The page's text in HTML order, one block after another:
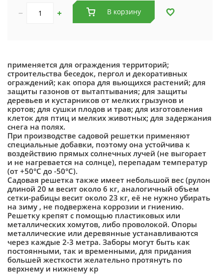
В корзину
применяется для ограждения территорий;
строительства беседок, пергол и декоративных
ограждений; как опора для вьющихся растений; для
защиты газонов от вытаптывания; для защиты
деревьев и кустарников от мелких грызунов и
кротов; для сушки плодов и трав; для изготовления
клеток для птиц и мелких животных; для задержания
снега на полях.
При производстве садовой решетки применяют
специальные добавки, поэтому она устойчива к
воздействию прямых солнечных лучей (не выгорает
и не нагревается на солнце), перепадам температур
(от +50°С до -50°С).
Садовая решетка также имеет небольшой вес (рулон
длиной 20 м весит около 6 кг, аналогичный объем
сетки-рабицы весит около 23 кг, её не нужно убирать
на зиму , не подвержена коррозии и гниению.
Решетку крепят с помощью пластиковых или
металлических хомутов, либо проволокой. Опоры
металлические или деревянные устанавливаются
через каждые 2-3 метра. Заборы могут быть как
постоянными, так и временными, для придания
большей жесткости желательно протянуть по
верхнему и нижнему кр